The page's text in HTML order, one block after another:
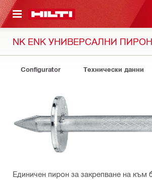
СЪДЪРЖАНИЕ
NK ENK УНИВЕРСАЛНИ
Configurator Технически данни
Единичен пирон за закрепване на към